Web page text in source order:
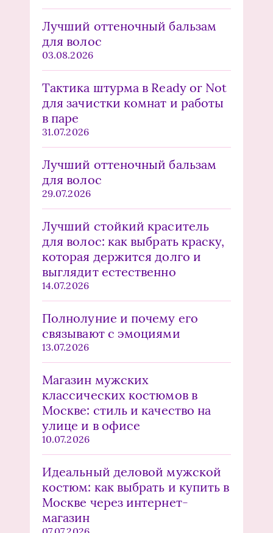
Лучший оттеночный бальзам
для волос
03.08.2026
Тактика штурма в Ready or Not
для зачистки комнат и работы
в паре
31.07.2026
Лучший оттеночный бальзам
для волос
29.07.2026
Лучший стойкий краситель
для волос: как выбрать краску,
которая держится долго и
выглядит естественно
14.07.2026
Полнолуние и почему его
связывают с эмоциями
13.07.2026
Магазин мужских
классических костюмов в
Москве: стиль и качество на
улице и в офисе
10.07.2026
Идеальный деловой мужской
костюм: как выбрать и купить в
Москве через интернет-
магазин